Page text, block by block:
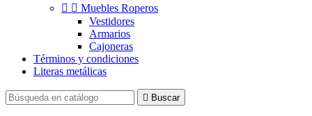
  Muebles Roperos
Vestidores
Armarios
Cajoneras
Términos y condiciones
Literas metálicas
 Buscar